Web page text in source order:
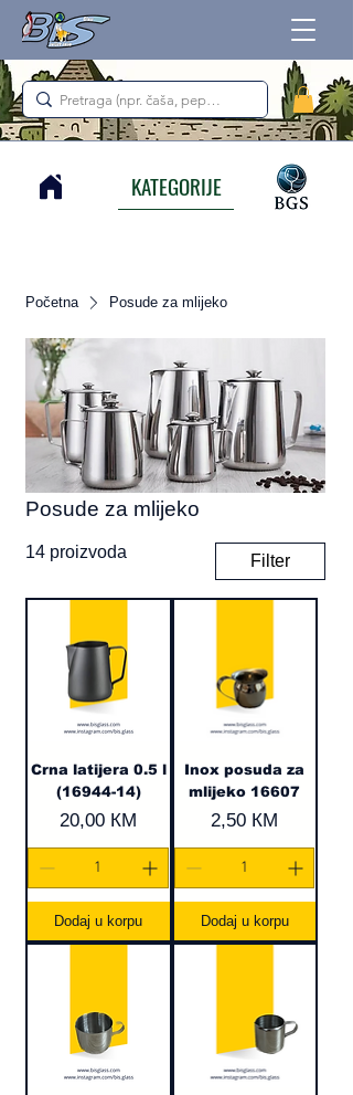
KATEGORIJE
Početna Posude za mlijeko
Posude za mlijeko
14 proizvoda Filter
Crna latijera 0.5 l
(16944-14)
Cijena
20,00 КМ
Dodaj u korpu
Inox posuda za
mlijeko 16607
Cijena
2,50 КМ
Dodaj u korpu